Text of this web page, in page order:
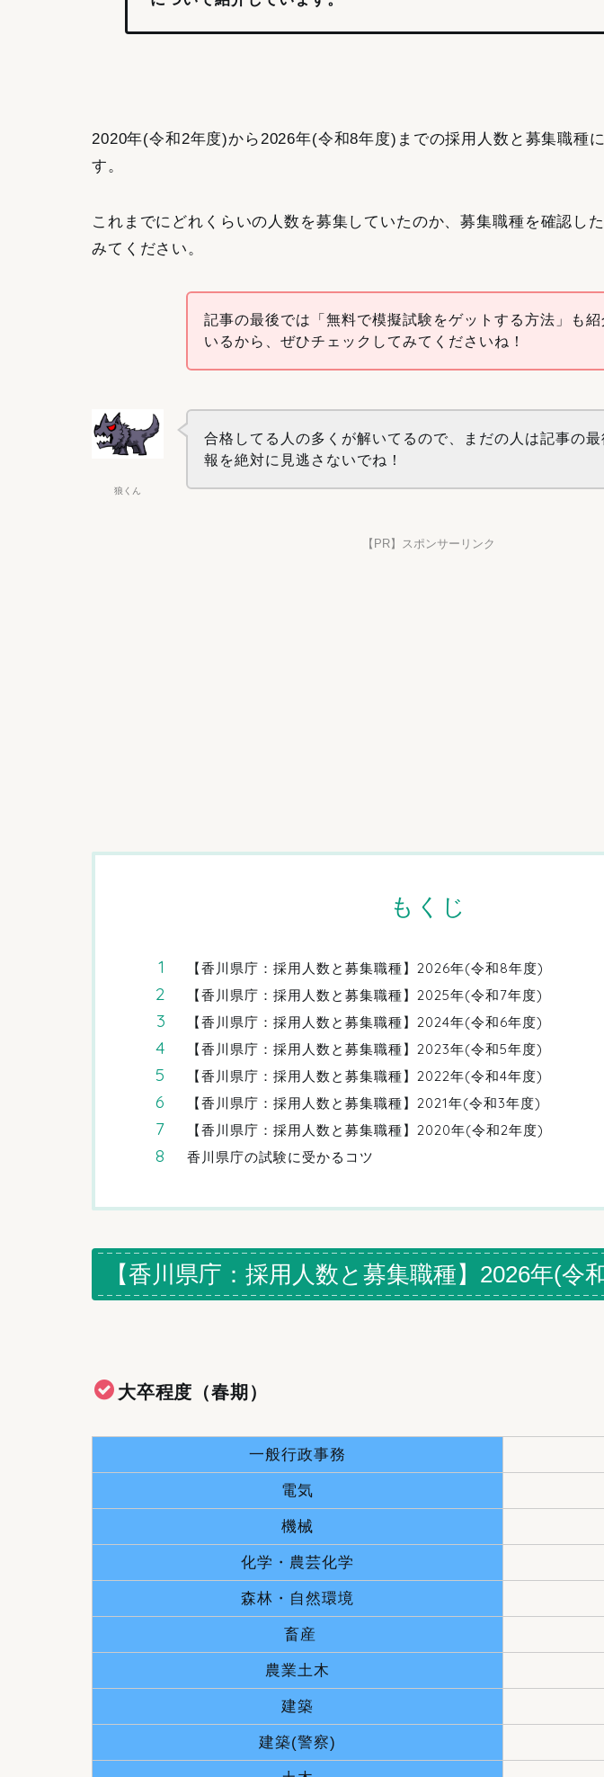
2020年(令和2年度)から2026年(令和8年度)までの採用人数と募集職種
す。
これまでにどれくらいの人数を募集していたのか、募集職種を確認し
みてください。
記事の最後では「無料で模擬試験をゲットする方法」も紹
いるから、ぜひチェックしてみてくださいね！
狼くん
合格してる人の多くが解いてるので、まだの人は記事の最
報を絶対に見逃さないでね！
【PR】スポンサーリンク
もくじ
【香川県庁：採用人数と募集職種】2026年(令和8年度)
【香川県庁：採用人数と募集職種】2025年(令和7年度)
【香川県庁：採用人数と募集職種】2024年(令和6年度)
【香川県庁：採用人数と募集職種】2023年(令和5年度)
【香川県庁：採用人数と募集職種】2022年(令和4年度)
【香川県庁：採用人数と募集職種】2021年(令和3年度)
【香川県庁：採用人数と募集職種】2020年(令和2年度)
香川県庁の試験に受かるコツ
【香川県庁：採用人数と募集職種】2026年(令
大卒程度（春期）
一般行政事務
電気
機械
化学・農芸化学
森林・自然環境
畜産
農業土木
建築
建築(警察)